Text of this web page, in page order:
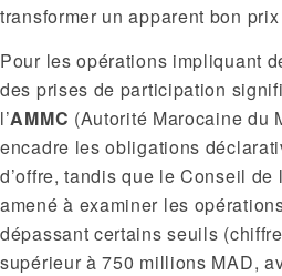
transformer un apparent bon
Pour les opérations impliquant
des prises de participation
l’AMMC (Autorité Marocaine du
encadre les obligations
d’offre, tandis que le Conseil
amené à examiner les
dépassant certains seuils
supérieur à 750 millions MAD,